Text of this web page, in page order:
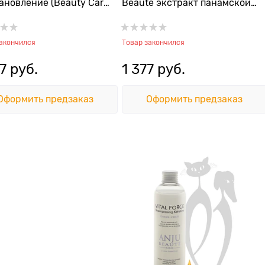
(Beauty Care
руб.
предзаказ
Beaute экстракт панамской
Durs Shampooin
Товар закончился
1 377 руб.
Оформить предзаказ